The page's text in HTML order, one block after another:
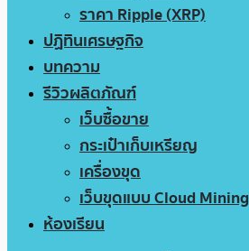
ราคา Ripple (XRP)
ปฏิทินเศรษฐกิจ
บทความ
รีวิวผลิตภัณฑ์
เว็บซื้อขาย
กระเป๋าเก็บเหรียญ
เครื่องขุด
เว็บขุดแบบ Cloud Mining
ห้องเรียน